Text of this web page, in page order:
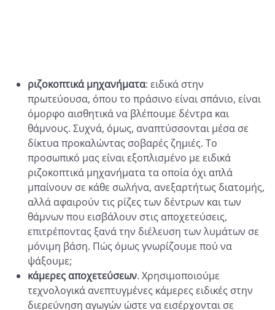
ριζοκοπτικά μηχανήματα: ειδικά στην
πρωτεύουσα, όπου το πράσινο είναι σπάνιο, είναι
όμορφο αισθητικά να βλέπουμε δέντρα και
θάμνους. Συχνά, όμως, αναπτύσσονται μέσα σε
δίκτυα προκαλώντας σοβαρές ζημιές. Το
προσωπικό μας είναι εξοπλισμένο με ειδικά
ριζοκοπτικά μηχανήματα τα οποία όχι απλά
μπαίνουν σε κάθε σωλήνα, ανεξαρτήτως διατομής,
αλλά αφαιρούν τις ρίζες των δέντρων και των
θάμνων που εισβάλουν στις αποχετεύσεις,
επιτρέποντας ξανά την διέλευση των λυμάτων σε
μόνιμη βάση. Πώς όμως γνωρίζουμε πού να
ψάξουμε;
κάμερες αποχετεύσεων. Χρησιμοποιούμε
τεχνολογικά ανεπτυγμένες κάμερες ειδικές στην
διερεύνηση αγωγών ώστε να εισέρχονται σε